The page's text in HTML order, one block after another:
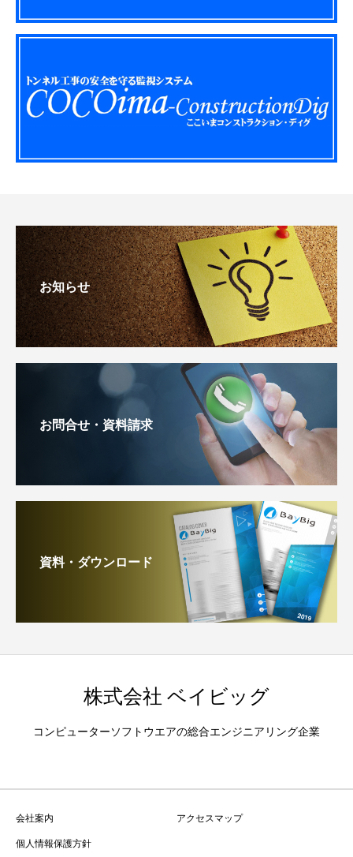
お知らせ
お問合せ・資料請求
資料・ダウンロード
株式会社 ベイビッグ
コンピューターソフトウエアの総合エンジニアリング企業
会社案内
アクセスマップ
個人情報保護方針